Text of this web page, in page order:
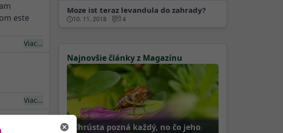
este
Viac...
Viac...
Moze ist teraz levandula do zahrady?
10. 11. 2018 4
Najnovšie články z Magazínu
Chrústa pozná každý, no čo jeho